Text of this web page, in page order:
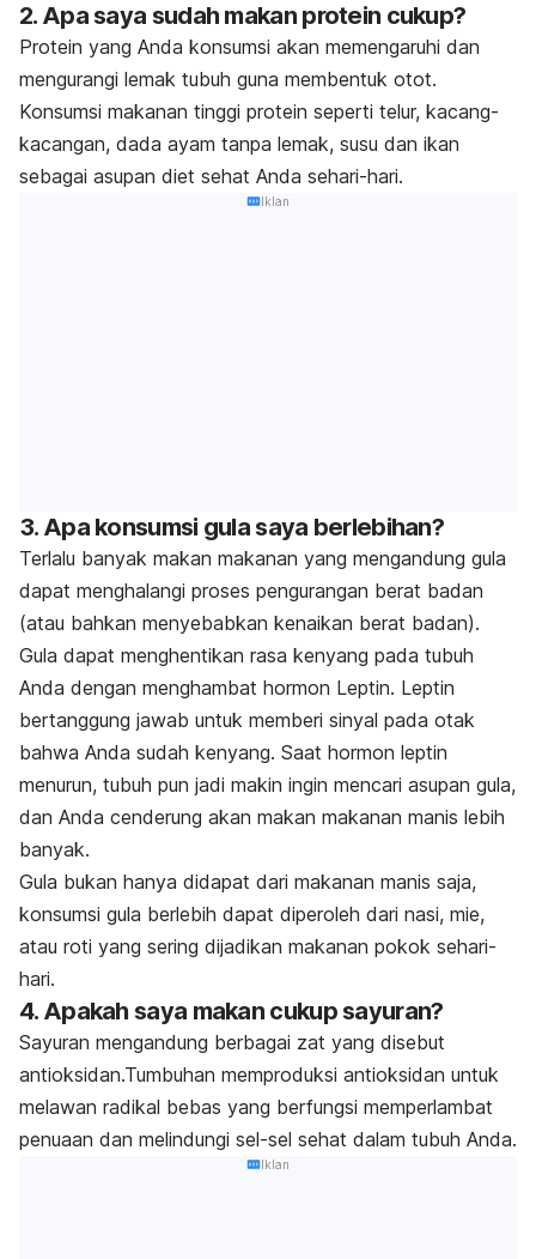
2. Apa saya sudah makan protein cukup?
Protein yang Anda konsumsi akan memengaruhi dan
mengurangi lemak tubuh guna membentuk otot.
Konsumsi makanan tinggi protein seperti telur, kacang-
kacangan, dada ayam tanpa lemak, susu dan ikan
sebagai asupan diet sehat Anda sehari-hari.
Iklan
3. Apa konsumsi gula saya berlebihan?
Terlalu banyak makan makanan yang mengandung gula
dapat menghalangi proses pengurangan berat badan
(atau bahkan menyebabkan kenaikan berat badan).
Gula dapat menghentikan rasa kenyang pada tubuh
Anda dengan menghambat hormon Leptin. Leptin
bertanggung jawab untuk memberi sinyal pada otak
bahwa Anda sudah kenyang. Saat hormon leptin
menurun, tubuh pun jadi makin ingin mencari asupan gula,
dan Anda cenderung akan makan makanan manis lebih
banyak.
Gula bukan hanya didapat dari makanan manis saja,
konsumsi gula berlebih dapat diperoleh dari nasi, mie,
atau roti yang sering dijadikan makanan pokok sehari-
hari.
4. Apakah saya makan cukup sayuran?
Sayuran mengandung berbagai zat yang disebut
antioksidan.Tumbuhan memproduksi antioksidan untuk
melawan radikal bebas yang berfungsi memperlambat
penuaan dan melindungi sel-sel sehat dalam tubuh Anda.
Iklan